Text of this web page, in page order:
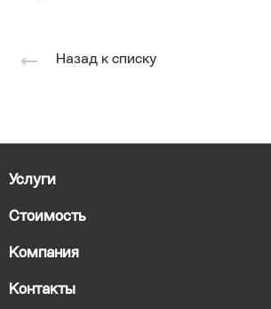
Назад к списку
Услуги
Стоимость
Компания
Контакты